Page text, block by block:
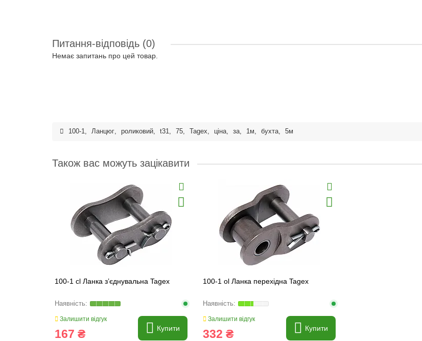
Питання-відповідь (0)
Немає запитань про цей товар.
100-1, Ланцюг, роликовий, t31, 75, Tagex, ціна, за, 1м, бухта, 5м
Також вас можуть зацікавити
100-1 cl Ланка з’єднувальна Tagex
Залишити відгук
167 ₴ Купити
100-1 ol Ланка перехідна Tagex
Залишити відгук
332 ₴ Купити